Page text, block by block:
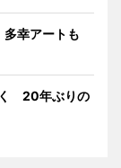
幸アートも
く 20年ぶりの